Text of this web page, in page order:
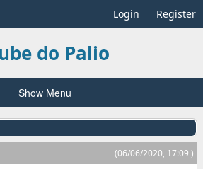
Login Register
do Palio
Show Menu
(06/06/2020, 17:09 )